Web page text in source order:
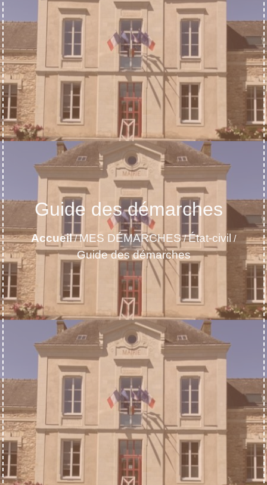
Guide des démarches
Accueil/MES DÉMARCHES/État-civil /
Guide des démarches